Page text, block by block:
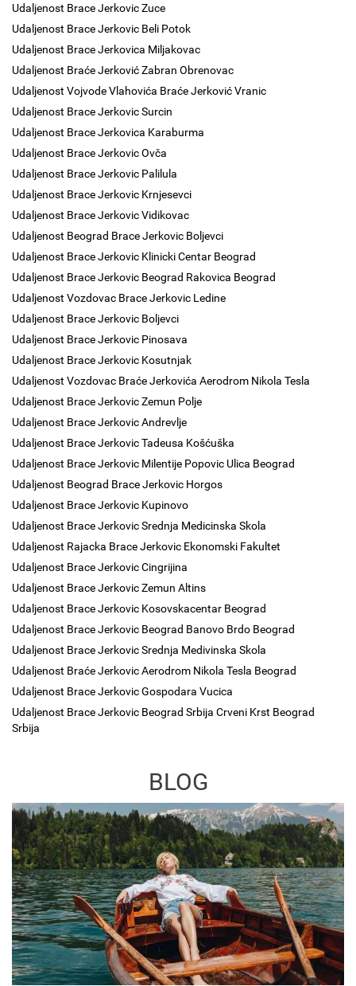
Udaljenost Brace Jerkovic Zuce
Udaljenost Brace Jerkovic Beli Potok
Udaljenost Brace Jerkovica Miljakovac
Udaljenost Braće Jerković Zabran Obrenovac
Udaljenost Vojvode Vlahovića Braće Jerković Vranic
Udaljenost Brace Jerkovic Surcin
Udaljenost Brace Jerkovica Karaburma
Udaljenost Brace Jerkovic Ovča
Udaljenost Brace Jerkovic Palilula
Udaljenost Brace Jerkovic Krnjesevci
Udaljenost Brace Jerkovic Vidikovac
Udaljenost Beograd Brace Jerkovic Boljevci
Udaljenost Brace Jerkovic Klinicki Centar Beograd
Udaljenost Brace Jerkovic Beograd Rakovica Beograd
Udaljenost Vozdovac Brace Jerkovic Ledine
Udaljenost Brace Jerkovic Boljevci
Udaljenost Brace Jerkovic Pinosava
Udaljenost Brace Jerkovic Kosutnjak
Udaljenost Vozdovac Braće Jerkovića Aerodrom Nikola Tesla
Udaljenost Brace Jerkovic Zemun Polje
Udaljenost Brace Jerkovic Andrevlje
Udaljenost Brace Jerkovic Tadeusa Košćuška
Udaljenost Brace Jerkovic Milentije Popovic Ulica Beograd
Udaljenost Beograd Brace Jerkovic Horgos
Udaljenost Brace Jerkovic Kupinovo
Udaljenost Brace Jerkovic Srednja Medicinska Skola
Udaljenost Rajacka Brace Jerkovic Ekonomski Fakultet
Udaljenost Brace Jerkovic Cingrijina
Udaljenost Brace Jerkovic Zemun Altins
Udaljenost Brace Jerkovic Kosovskacentar Beograd
Udaljenost Brace Jerkovic Beograd Banovo Brdo Beograd
Udaljenost Brace Jerkovic Srednja Medivinska Skola
Udaljenost Braće Jerkovic Aerodrom Nikola Tesla Beograd
Udaljenost Brace Jerkovic Gospodara Vucica
Udaljenost Brace Jerkovic Beograd Srbija Crveni Krst Beograd
Srbija
BLOG